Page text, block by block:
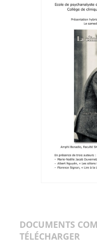
DOCUMENTS
TÉLÉCHARGER